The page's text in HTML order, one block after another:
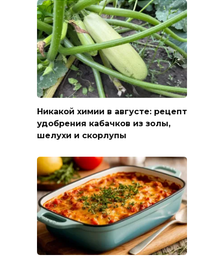
Никакой химии в августе: рецепт
удобрения кабачков из золы,
шелухи и скорлупы